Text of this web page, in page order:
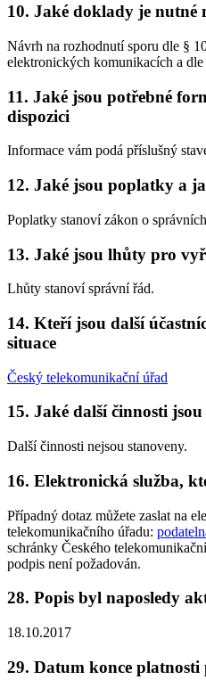
10. Jaké doklady je nutné
Návrh na rozhodnutí sporu dle §
elektronických komunikacích a dle
11. Jaké jsou potřebné
dispozici
Informace vám podá příslušný
12. Jaké jsou poplatky a
Poplatky stanoví zákon o
13. Jaké jsou lhůty pro
Lhůty stanoví správní řád.
14. Kteří jsou další
situace
Český telekomunikační úřad
15. Jaké další činnosti
Další činnosti nejsou stanoveny.
16. Elektronická služba,
Případný dotaz můžete zaslat na
telekomunikačního úřadu:
schránky Českého
podpis není požadován.
28. Popis byl naposledy
18.10.2017
29. Datum konce platnosti